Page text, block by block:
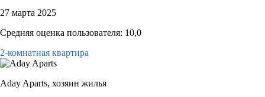
27 марта 2025
Средняя оценка пользователя: 10,0
2-комнатная квартира
Aday Aparts, хозяин жилья